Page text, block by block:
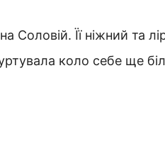
Соловій. Її ніжний та
коло себе ще